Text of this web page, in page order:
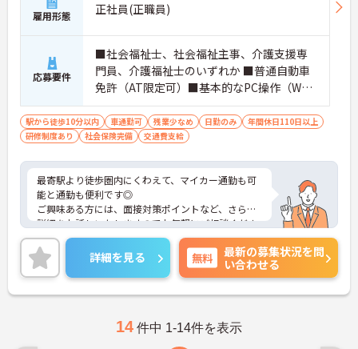
雇用形態 正社員(正職員)
応募要件
■社会福祉士、社会福祉主事、介護支援専
門員、介護福祉士のいずれか ■普通自動車
免許（AT限定可）■基本的なPC操作（Wor
d、Excel）
駅から徒歩10分以内 車通勤可 残業少なめ 日勤のみ
年間休日110日以上
研修制度あり
社会保険完備 交通費支給
最寄駅より徒歩圏内にくわえて、マイカー通勤も可
能と通勤も便利です◎
ご興味ある方には、面接対策ポイントなど、さらに
詳細をお話しいたしますのでお気軽にご相談くださ
い！
詳細を見る 無料
最新の募集状況を問
い合わせる
14 件中 1-14件を表示